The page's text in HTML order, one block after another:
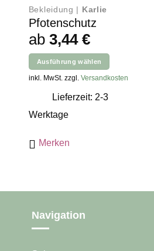
Bekleidung | Karlie
Pfotenschutz
ab 3,44 €
Ausführung wählen
Dieses
mehrere
Die
Produktseite
gewählt
inkl. MwSt. zzgl. Versandkosten
Lieferzeit: 2-3
Werktage
Merken
Navigation